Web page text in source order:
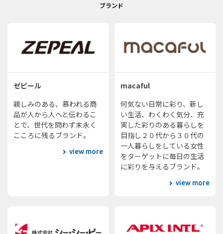
ブランド
ゼピール
親しみのある、慕われる商
品が人から人へと伝わるこ
とで、世代を問わず末永く
こころに残るブランド。
view more
macaful
何気ない日常に彩り、新し
い生活、わくわく気分、充
実した彩りのある暮らしを
目指し２０代から３０代の
一人暮らしをしている女性
をターゲットに毎日の生活
に彩りを与えるブランド。
view more